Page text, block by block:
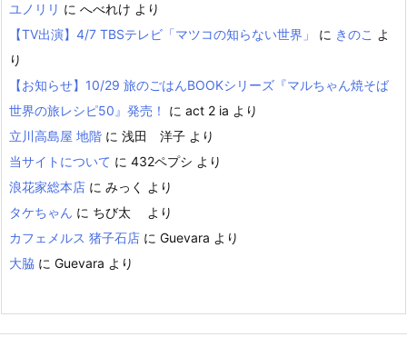
ユノリリ に へべれけ より
【TV出演】4/7 TBSテレビ「マツコの知らない世界」
に きのこ よ
り
【お知らせ】10/29 旅のごはんBOOKシリーズ『マルちゃん焼そば
世界の旅レシピ50』発売！
に act 2 ia より
立川高島屋 地階 に 浅田 洋子 より
当サイトについて に 432ペプシ より
浪花家総本店 に みっく
より
タケちゃん に ちび太
より
カフェメルス 猪子石店 に Guevara より
大脇 に Guevara より